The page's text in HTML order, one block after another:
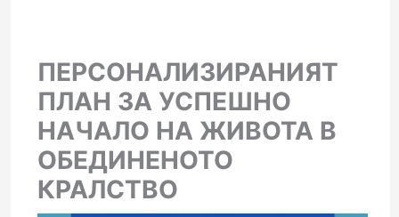
ПЕРСОНАЛИЗИРАНИЯТ
ПЛАН ЗА УСПЕШНО
НАЧАЛО НА ЖИВОТА В
ОБЕДИНЕНОТО
КРАЛСТВО